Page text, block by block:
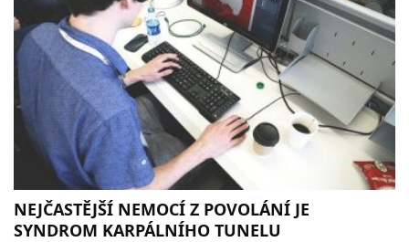
NEJČASTĚJŠÍ NEMOCÍ Z POVOLÁNÍ JE
SYNDROM KARPÁLNÍHO TUNELU